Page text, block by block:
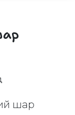
шар